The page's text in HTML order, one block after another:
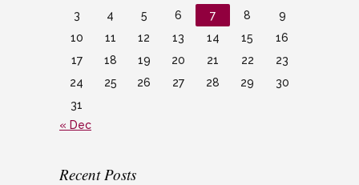
3
4 5 6 7 8
9
10
11 12 13 14 15
16
17
18 19 20 21 22
23
24
25 26 27 28 29
30
31
« Dec
Recent Posts